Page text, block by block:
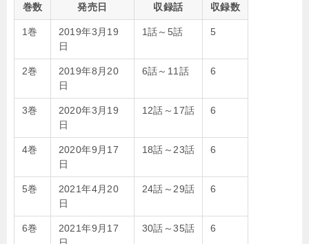
巻数 発売日 収録話 収録数
1巻
2019年3月19
日
1話～5話 5
2巻
2019年8月20
日
6話～11話 6
3巻
2020年3月19
日
12話～17話 6
4巻
2020年9月17
日
18話～23話 6
5巻
2021年4月20
日
24話～29話 6
6巻
2021年9月17
30話～35話 6